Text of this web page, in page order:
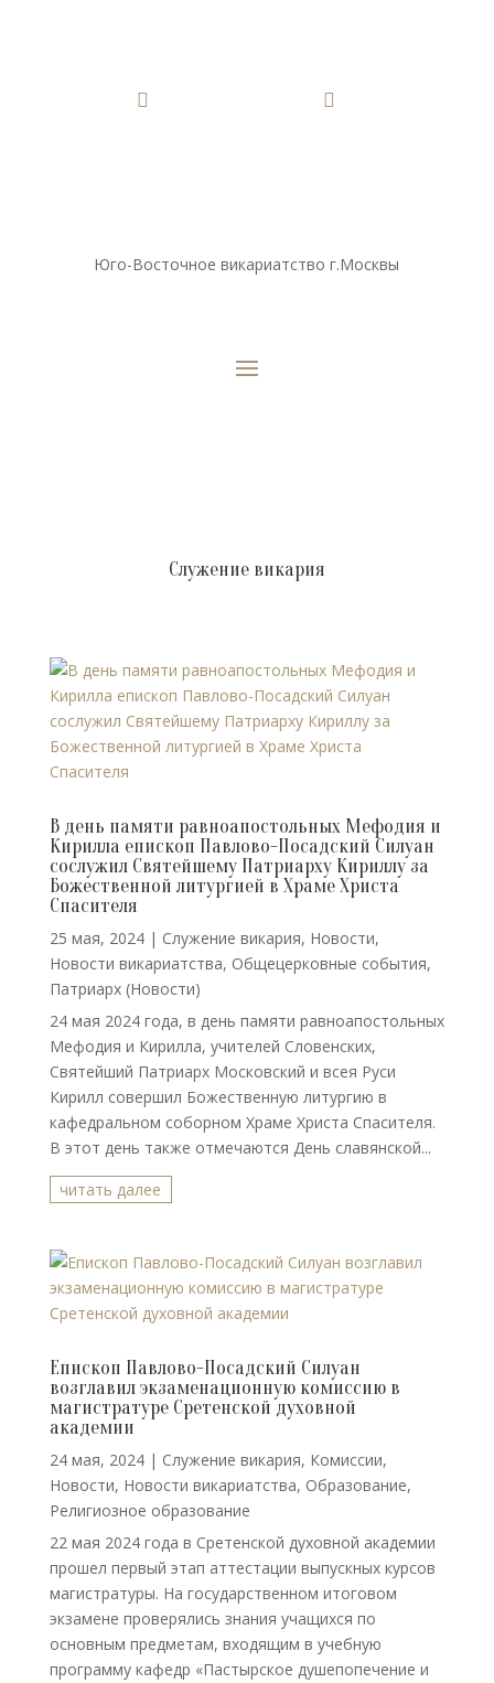
 
Юго-Восточное викариатство г.Москвы
Cлужение викария
В день памяти равноапостольных Мефодия и
Кирилла епископ Павлово-Посадский Силуан
сослужил Святейшему Патриарху Кириллу за
Божественной литургией в Храме Христа
Спасителя
25 мая, 2024| Cлужение викария, Новости,
Новости викариатства, Общецерковные события,
Патриарх (Новости)
24 мая 2024 года, в день памяти равноапостольных
Мефодия и Кирилла, учителей Словенских,
Святейший Патриарх Московский и всея Руси
Кирилл совершил Божественную литургию в
кафедральном соборном Храме Христа Спасителя.
В этот день также отмечаются День славянской...
читать далее
Епископ Павлово-Посадский Силуан
возглавил экзаменационную комиссию в
магистратуре Сретенской духовной
академии
24 мая, 2024| Cлужение викария, Комиссии,
Новости, Новости викариатства, Образование,
Религиозное образование
22 мая 2024 года в Сретенской духовной академии
прошел первый этап аттестации выпускных курсов
магистратуры. На государственном итоговом
экзамене проверялись знания учащихся по
основным предметам, входящим в учебную
программу кафедр «Пастырское душепопечение и